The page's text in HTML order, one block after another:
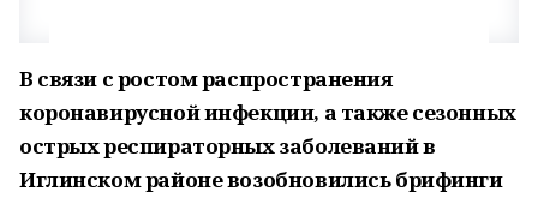
В связи с ростом распространения
коронавирусной инфекции, а также сезонных
острых респираторных заболеваний в
Иглинском районе возобновились брифинги